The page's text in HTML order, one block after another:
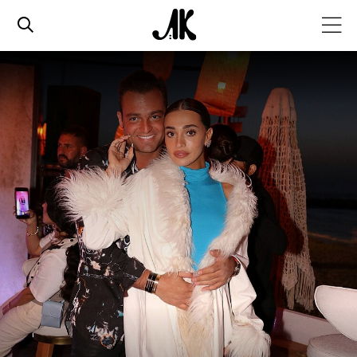
אג׳נדה
אופנה
ביוטי
סלבס
ערוצים נוספים
המגזין